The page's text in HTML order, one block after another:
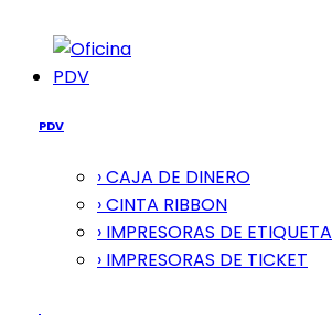
PDV
PDV
› CAJA DE DINERO
› CINTA RIBBON
› IMPRESORAS DE ETIQUETA
› IMPRESORAS DE TICKET